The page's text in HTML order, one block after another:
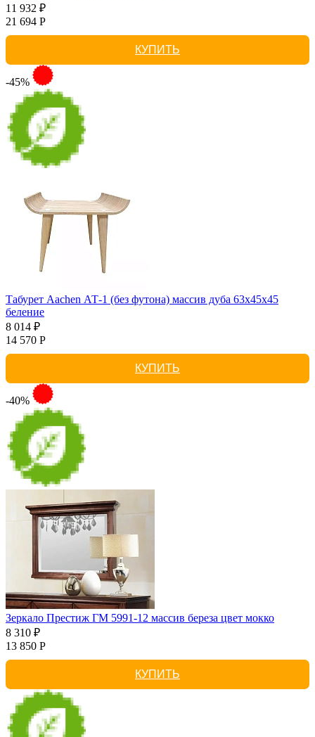
11 932 ₽
21 694 Р
КУПИТЬ
-45%
Табурет Aachen АТ-1 (без футона) массив дуба 63х45х45
беление
8 014 ₽
14 570 Р
КУПИТЬ
-40%
Зеркало Престиж ГМ 5991-12 массив береза цвет мокко
8 310 ₽
13 850 Р
КУПИТЬ